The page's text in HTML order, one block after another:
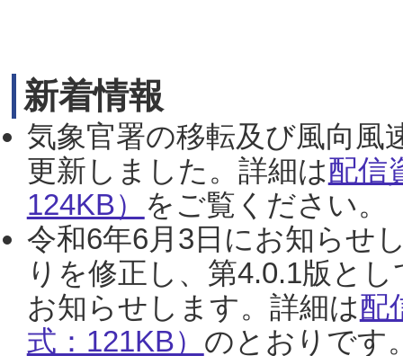
新着情報
気象官署の移転及び風向風
更新しました。詳細は配信
124KB） をご覧ください。
令和6年6月3日にお知らせ
りを修正し、第4.0.1版と
お知らせします。詳細は配
式：121KB） のとおりです